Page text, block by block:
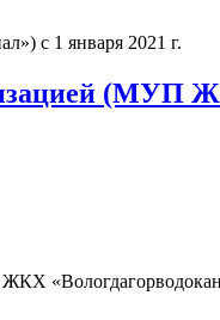
с 1 января 2021 г.
(МУП